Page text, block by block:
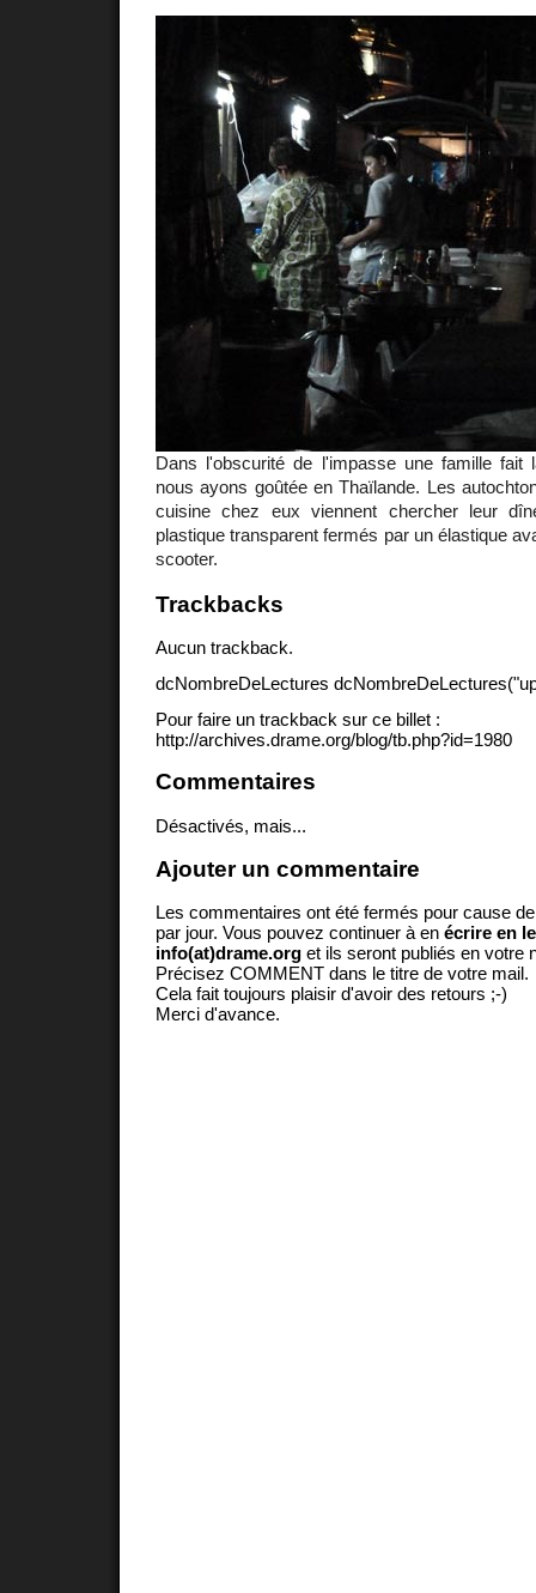
Dans l'obscurité de l'impasse une famille fait
nous ayons goûtée en Thaïlande. Les
cuisine chez eux viennent chercher leur
plastique transparent fermés par un élastique
scooter.
Trackbacks
Aucun trackback.
dcNombreDeLectures
Pour faire un trackback sur ce billet :
http://archives.drame.org/blog/tb.php?id=1980
Commentaires
Désactivés, mais...
Ajouter un commentaire
Les commentaires ont été fermés pour cause
par jour. Vous pouvez continuer à en écrire en
info(at)drame.org et ils seront publiés en votre
Précisez COMMENT dans le titre de votre mail.
Cela fait toujours plaisir d'avoir des retours ;-)
Merci d'avance.